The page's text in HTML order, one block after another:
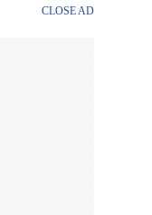
CLOSE AD